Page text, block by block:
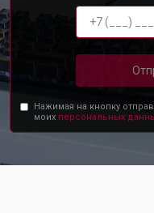
Нажимая на кнопку
моих персональных